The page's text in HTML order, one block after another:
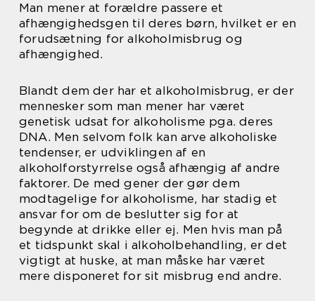
Man mener at forældre passere et
afhængighedsgen til deres børn, hvilket er en
forudsætning for alkoholmisbrug og
afhængighed.
Blandt dem der har et alkoholmisbrug, er der
mennesker som man mener har været
genetisk udsat for alkoholisme pga. deres
DNA. Men selvom folk kan arve alkoholiske
tendenser, er udviklingen af ​​en
alkoholforstyrrelse også afhængig af andre
faktorer. De med gener der gør dem
modtagelige for alkoholisme, har stadig et
ansvar for om de beslutter sig for at
begynde at drikke eller ej. Men hvis man på
et tidspunkt skal i alkoholbehandling, er det
vigtigt at huske, at man måske har været
mere disponeret for sit misbrug end andre.